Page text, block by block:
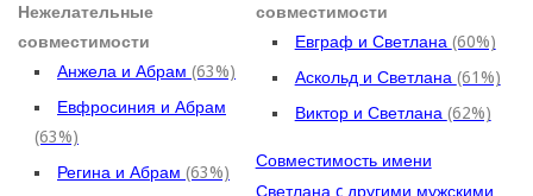
Нежелательные
совместимости
Анжела и Абрам (63%)
Евфросиния и Абрам
(63%)
Регина и Абрам (63%)
совместимости
Евграф и Светлана (60%)
Аскольд и Светлана (61%)
Виктор и Светлана (62%)
Совместимость имени
Светлана c другими мужскими